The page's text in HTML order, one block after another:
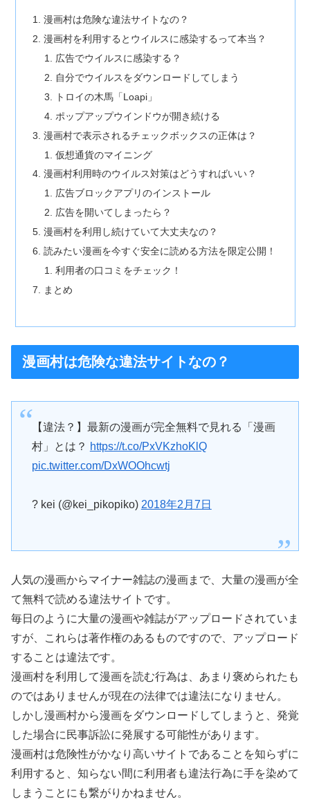
漫画村は危険な違法サイトなの？
漫画村を利用するとウイルスに感染するって本当？
広告でウイルスに感染する？
自分でウイルスをダウンロードしてしまう
トロイの木馬「Loapi」
ポップアップウインドウが開き続ける
漫画村で表示されるチェックボックスの正体は？
仮想通貨のマイニング
漫画村利用時のウイルス対策はどうすればいい？
広告ブロックアプリのインストール
広告を開いてしまったら？
漫画村を利用し続けていて大丈夫なの？
読みたい漫画を今すぐ安全に読める方法を限定公開！
利用者の口コミをチェック！
まとめ
漫画村は危険な違法サイトなの？
【違法？】最新の漫画が完全無料で見れる「漫画
村」とは？ https://t.co/PxVKzhoKlQ
pic.twitter.com/DxWOOhcwtj
? kei (@kei_pikopiko) 2018年2月7日
人気の漫画からマイナー雑誌の漫画まで、大量の漫画が全
て無料で読める違法サイトです。
毎日のように大量の漫画や雑誌がアップロードされていま
すが、これらは著作権のあるものですので、アップロード
することは違法です。
漫画村を利用して漫画を読む行為は、あまり褒められたも
のではありませんが現在の法律では違法になりません。
しかし漫画村から漫画をダウンロードしてしまうと、発覚
した場合に民事訴訟に発展する可能性があります。
漫画村は危険性がかなり高いサイトであることを知らずに
利用すると、知らない間に利用者も違法行為に手を染めて
しまうことにも繋がりかねません。